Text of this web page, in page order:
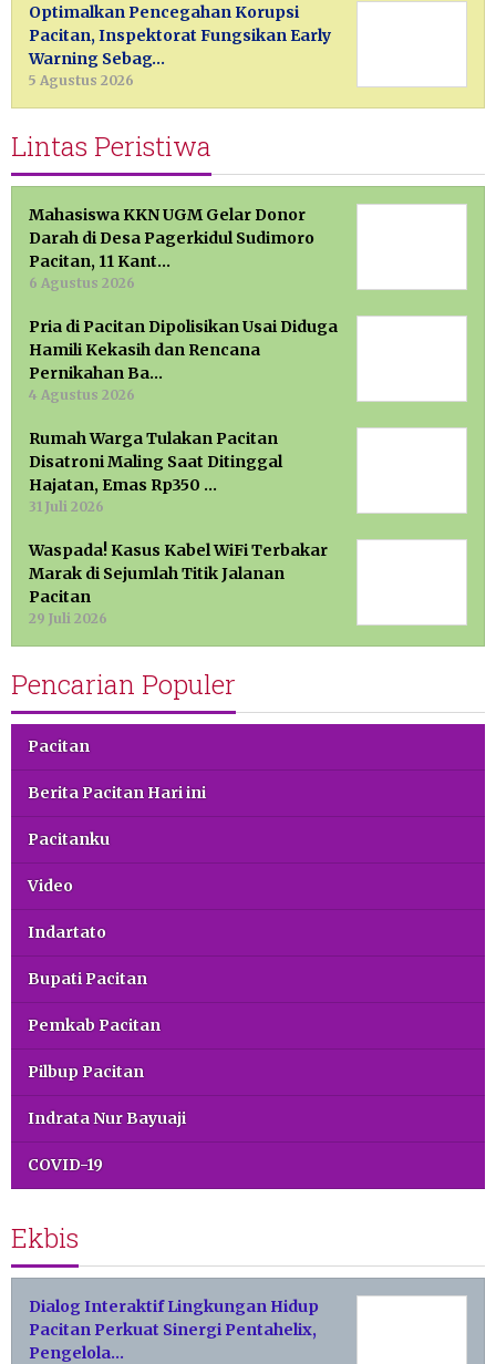
Optimalkan Pencegahan Korupsi
Pacitan, Inspektorat Fungsikan Early
Warning Sebag…
5 Agustus 2026
Lintas Peristiwa
Mahasiswa KKN UGM Gelar Donor
Darah di Desa Pagerkidul Sudimoro
Pacitan, 11 Kant…
6 Agustus 2026
Pria di Pacitan Dipolisikan Usai Diduga
Hamili Kekasih dan Rencana
Pernikahan Ba…
4 Agustus 2026
Rumah Warga Tulakan Pacitan
Disatroni Maling Saat Ditinggal
Hajatan, Emas Rp350 …
31 Juli 2026
Waspada! Kasus Kabel WiFi Terbakar
Marak di Sejumlah Titik Jalanan
Pacitan
29 Juli 2026
Pencarian Populer
Pacitan
Berita Pacitan Hari ini
Pacitanku
Video
Indartato
Bupati Pacitan
Pemkab Pacitan
Pilbup Pacitan
Indrata Nur Bayuaji
COVID-19
Ekbis
Dialog Interaktif Lingkungan Hidup
Pacitan Perkuat Sinergi Pentahelix,
Pengelola…